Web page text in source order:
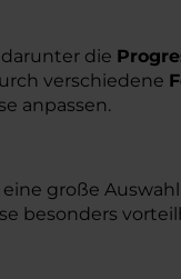
die
verschiedene
anpassen.
große